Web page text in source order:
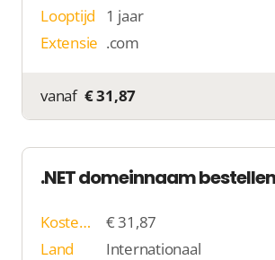
Looptijd
1 jaar
Extensie .com
vanaf € 31,87
.NET domeinnaam bestellen
Kosten p/j
€ 31,87
Land
Internationaal